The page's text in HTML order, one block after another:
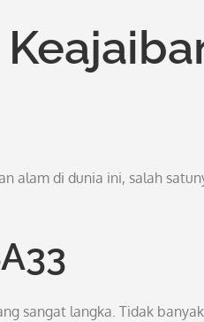
alam di dunia ini, salah
sangat langka. Tidak